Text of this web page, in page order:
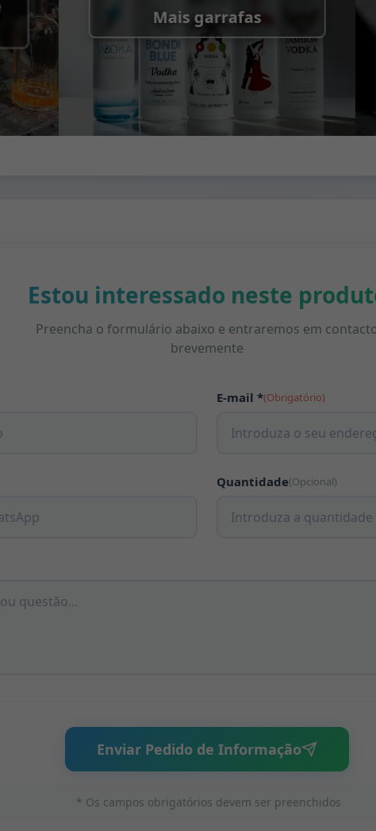
Mais garrafas
Estou interessado neste
Preencha o formulário abaixo e entraremos em
brevemente
E-mail *(Obrigatório)
Quantidade(Opcional)
Enviar Pedido de Informação
* Os campos obrigatórios devem ser preenchidos